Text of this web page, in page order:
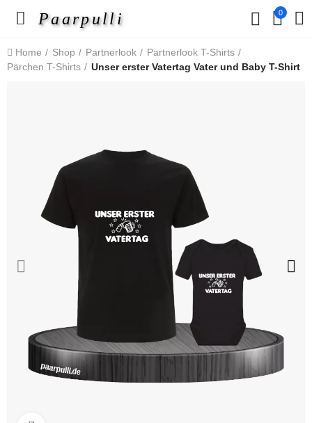
Paarpulli 0
Home Shop Partnerlook
Partnerlook T-Shirts
Pärchen T-Shirts
Unser erster Vatertag Vater und Baby T-Shirt